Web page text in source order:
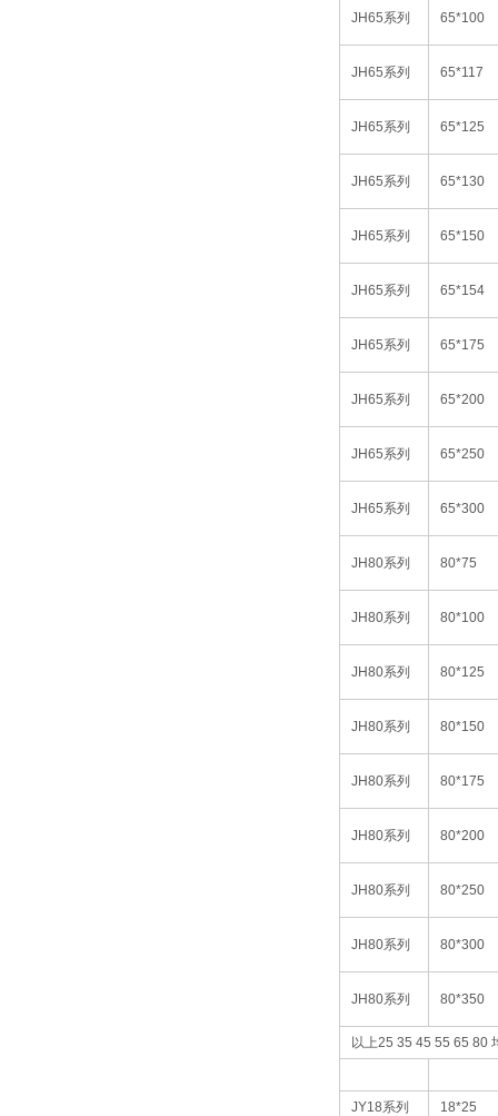
JH65系列 65*100
JH65系列 65*117
JH65系列 65*125
JH65系列 65*130
JH65系列 65*150
JH65系列 65*154
JH65系列 65*175
JH65系列 65*200
JH65系列 65*250
JH65系列 65*300
JH80系列 80*75
JH80系列 80*100
JH80系列 80*125
JH80系列 80*150
JH80系列 80*175
JH80系列 80*200
JH80系列 80*250
JH80系列 80*300
JH80系列 80*350
以上25 35 45 55 65 80
JY18系列 18*25